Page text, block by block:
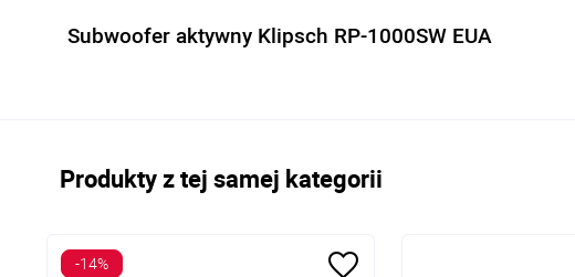
Subwoofer aktywny Klipsch RP-1000SW EUA
Produkty z tej samej kategorii
-14%